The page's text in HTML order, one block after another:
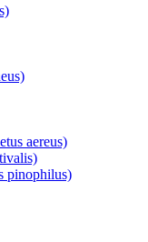
aereus)
pinophilus)